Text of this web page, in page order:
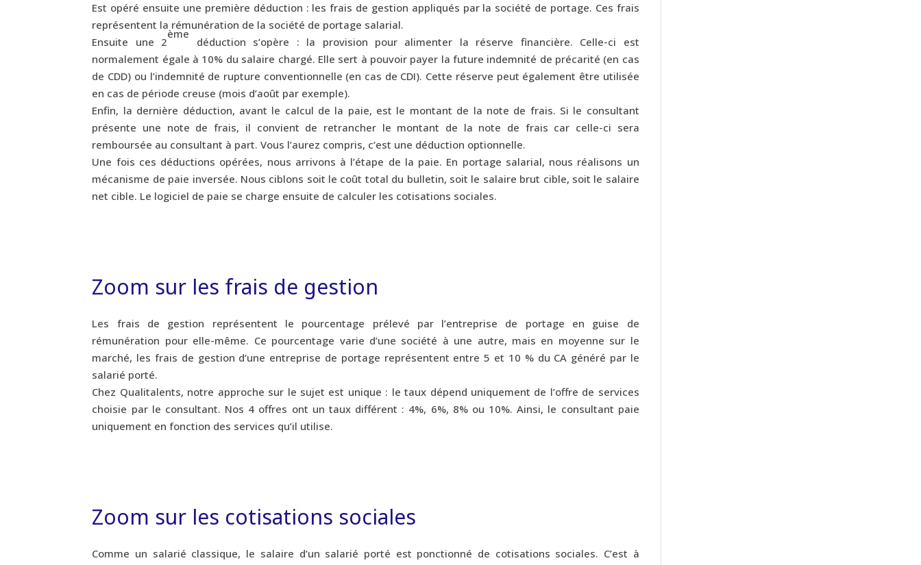
Est opéré ensuite une première déduction : les frais de gestion appliqués par la société de portage. Ces frais
représentent la rémunération de la société de portage salarial.
Ensuite une 2
ème
déduction s’opère : la provision pour alimenter la réserve financière. Celle-ci est
normalement égale à 10% du salaire chargé. Elle sert à pouvoir payer la future indemnité de précarité (en cas
de CDD) ou l’indemnité de rupture conventionnelle (en cas de CDI). Cette réserve peut également être utilisée
en cas de période creuse (mois d’août par exemple).
Enfin, la dernière déduction, avant le calcul de la paie, est le montant de la note de frais. Si le consultant
présente une note de frais, il convient de retrancher le montant de la note de frais car celle-ci sera
remboursée au consultant à part. Vous l’aurez compris, c’est une déduction optionnelle.
Une fois ces déductions opérées, nous arrivons à l’étape de la paie. En portage salarial, nous réalisons un
mécanisme de paie inversée. Nous ciblons soit le coût total du bulletin, soit le salaire brut cible, soit le salaire
net cible. Le logiciel de paie se charge ensuite de calculer les cotisations sociales.
Zoom sur les frais de gestion
Les frais de gestion représentent le pourcentage prélevé par l’entreprise de portage en guise de
rémunération pour elle-même. Ce pourcentage varie d’une société à une autre, mais en moyenne sur le
marché, les frais de gestion d’une entreprise de portage représentent entre 5 et 10 % du CA généré par le
salarié porté.
Chez Qualitalents, notre approche sur le sujet est unique : le taux dépend uniquement de l’offre de services
choisie par le consultant. Nos 4 offres ont un taux différent : 4%, 6%, 8% ou 10%. Ainsi, le consultant paie
uniquement en fonction des services qu’il utilise.
Zoom sur les cotisations sociales
Comme un salarié classique, le salaire d’un salarié porté est ponctionné de cotisations sociales. C’est à